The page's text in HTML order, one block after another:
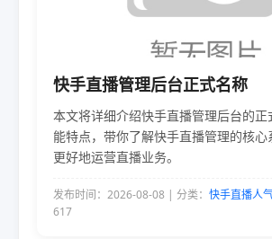
快手直播管理后台正式名称
本文将详细介绍快手直播管理后台的正
能特点，带你了解快手直播管理的核
更好地运营直播业务。
发布时间：2026-08-08 | 分类： 快手直播人
617